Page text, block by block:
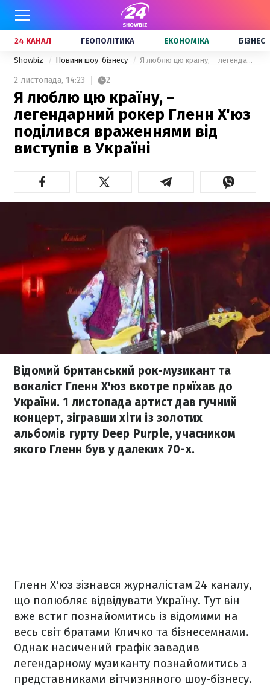
24 КАНАЛ ГЕОПОЛІТИКА ЕКОНОМІКА БІЗНЕС
Showbiz Новини шоу-бізнесу Я люблю цю країну, – легендарний рокер Гленн Х'юз поділився враженнями від виступів в Україні
2 листопада, 14:23 2
Я люблю цю країну, –
легендарний рокер Гленн Х'юз
поділився враженнями від
виступів в Україні
Відомий британський рок-музикант та
вокаліст Гленн Х'юз вкотре приїхав до
України. 1 листопада артист дав гучний
концерт, зігравши хіти із золотих
альбомів гурту Deep Purple, учасником
якого Гленн був у далеких 70-х.
Гленн Х'юз зізнався журналістам 24 каналу,
що полюбляє відвідувати Україну. Тут він
вже встиг познайомитись із відомими на
весь світ братами Кличко та бізнесемнами.
Однак насичений графік завадив
легендарному музиканту познайомитись з
представниками вітчизняного шоу-бізнесу.